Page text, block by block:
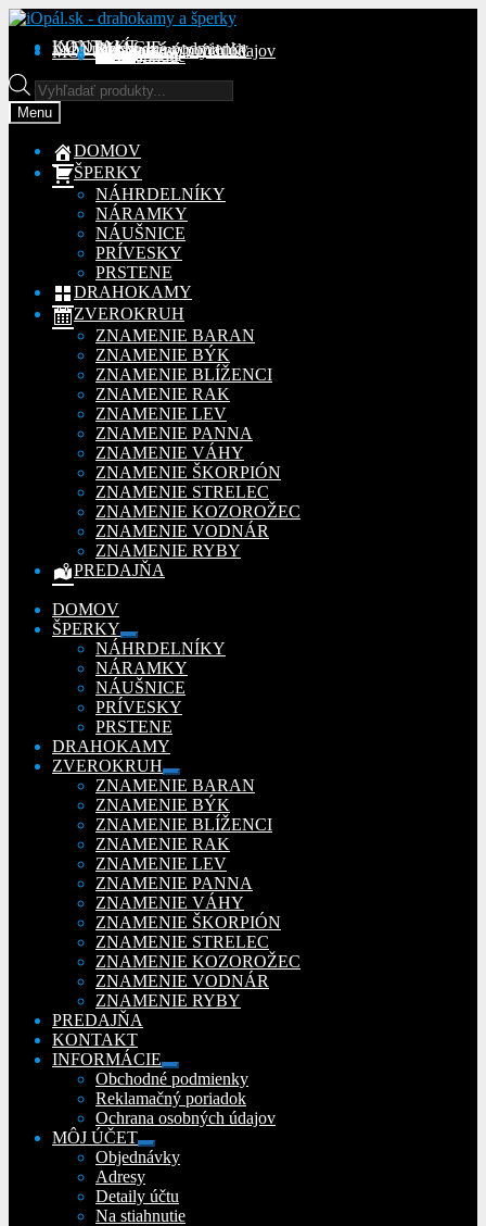
Preskočiť
navigáciu
Preskočiť
obsah
KONTAKT
INFORMÁCIE
Obchodné podmienky
Reklamačný poriadok
Ochrana osobných údajov
MÔJ ÚČETObjednávky
Adresy
Detaily účtu
Na stiahnutie
Products
search
Menu
DOMOV
ŠPERKY
NÁHRDELNÍKY
NÁRAMKY
NÁUŠNICE
PRÍVESKY
PRSTENE
DRAHOKAMY
ZVEROKRUH
ZNAMENIE BARAN
ZNAMENIE BÝK
ZNAMENIE BLÍŽENCI
ZNAMENIE RAK
ZNAMENIE LEV
ZNAMENIE PANNA
ZNAMENIE VÁHY
ZNAMENIE ŠKORPIÓN
ZNAMENIE STRELEC
ZNAMENIE KOZOROŽEC
ZNAMENIE VODNÁR
ZNAMENIE RYBY
PREDAJŇA
DOMOV
ŠPERKY
Rozbaliť
podradené
menu
NÁHRDELNÍKY
NÁRAMKY
NÁUŠNICE
PRÍVESKY
PRSTENE
DRAHOKAMY
ZVEROKRUH
Rozbaliť
podradené
menu
ZNAMENIE BARAN
ZNAMENIE BÝK
ZNAMENIE BLÍŽENCI
ZNAMENIE RAK
ZNAMENIE LEV
ZNAMENIE PANNA
ZNAMENIE VÁHY
ZNAMENIE ŠKORPIÓN
ZNAMENIE STRELEC
ZNAMENIE KOZOROŽEC
ZNAMENIE VODNÁR
ZNAMENIE RYBY
PREDAJŇA
KONTAKT
INFORMÁCIE
Rozbaliť
podradené
menu
Obchodné podmienky
Reklamačný poriadok
Ochrana osobných údajov
MÔJ ÚČET
Rozbaliť
podradené
Objednávky
Adresy
Detaily účtu
Na stiahnutie